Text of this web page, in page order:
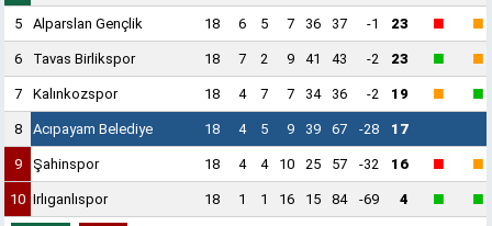
5 Alparslan Gençlik 18 6 5 7 36 37 -1 23 ■ ■
6 Tavas Birlikspor 18 7 2 9 41 43 -2 23 ■ ■
7 Kalınkozspor 18 4 7 7 34 36 -2 19 ■ ■
8 Acıpayam Belediye 18 4 5 9 39 67 -28 17
9 Şahinspor 18 4 4 10 25 57 -32 16 ■ ■
10 Irlıganlıspor 18 1 1 16 15 84 -69 4 ■ ■